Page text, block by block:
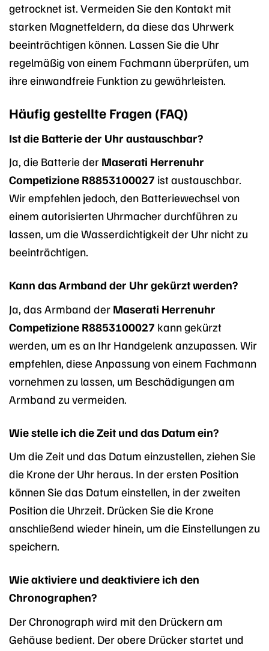
getrocknet ist. Vermeiden Sie den Kontakt mit
starken Magnetfeldern, da diese das Uhrwerk
beeinträchtigen können. Lassen Sie die Uhr
regelmäßig von einem Fachmann überprüfen, um
ihre einwandfreie Funktion zu gewährleisten.
Häufig gestellte Fragen (FAQ)
Ist die Batterie der Uhr austauschbar?
Ja, die Batterie der Maserati Herrenuhr
Competizione R8853100027 ist austauschbar.
Wir empfehlen jedoch, den Batteriewechsel von
einem autorisierten Uhrmacher durchführen zu
lassen, um die Wasserdichtigkeit der Uhr nicht zu
beeinträchtigen.
Kann das Armband der Uhr gekürzt werden?
Ja, das Armband der Maserati Herrenuhr
Competizione R8853100027 kann gekürzt
werden, um es an Ihr Handgelenk anzupassen. Wir
empfehlen, diese Anpassung von einem Fachmann
vornehmen zu lassen, um Beschädigungen am
Armband zu vermeiden.
Wie stelle ich die Zeit und das Datum ein?
Um die Zeit und das Datum einzustellen, ziehen Sie
die Krone der Uhr heraus. In der ersten Position
können Sie das Datum einstellen, in der zweiten
Position die Uhrzeit. Drücken Sie die Krone
anschließend wieder hinein, um die Einstellungen zu
speichern.
Wie aktiviere und deaktiviere ich den
Chronographen?
Der Chronograph wird mit den Drückern am
Gehäuse bedient. Der obere Drücker startet und